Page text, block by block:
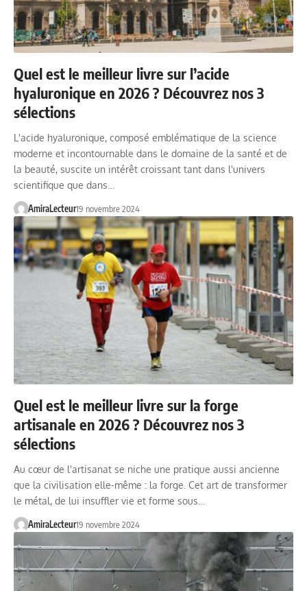
Quel est le meilleur livre sur l’acide
hyaluronique en 2026 ? Découvrez nos 3
sélections
L'acide hyaluronique, composé emblématique de la science
moderne et incontournable dans le domaine de la santé et de
la beauté, suscite un intérêt croissant tant dans l'univers
scientifique que dans…
AmiraLecteur19 novembre 2024
Quel est le meilleur livre sur la forge
artisanale en 2026 ? Découvrez nos 3
sélections
Au cœur de l'artisanat se niche une pratique aussi ancienne
que la civilisation elle-même : la forge. Cet art de transformer
le métal, de lui insuffler vie et forme sous…
AmiraLecteur19 novembre 2024